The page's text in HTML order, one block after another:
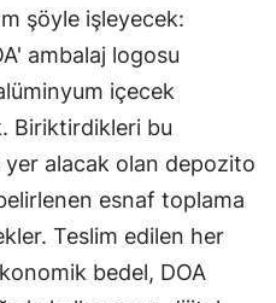
şöyle işleyecek:
ambalaj logosu
içecek
Biriktirdikleri bu
yer alacak olan depozito
esnaf toplama
Teslim edilen her
bedel, DOA